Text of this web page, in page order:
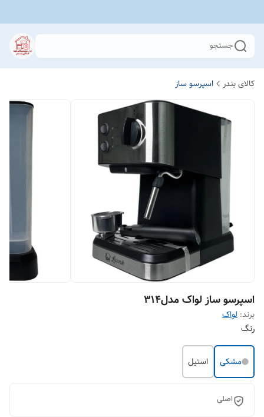
جستجو
کالای بندر اسپرسو ساز
اسپرسو ساز لواک مدل314
برند: لواک
رنگ
مشکی استیل
اصلی